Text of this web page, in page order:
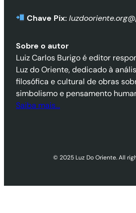
Chave Pix:
Sobre o autor
Luiz Carlos Burigo é editor
Luz do Oriente, dedicado à
filosófica e cultural de obras
simbolismo e pensamento
Saiba mais…
© 2025 Luz Do Oriente. All